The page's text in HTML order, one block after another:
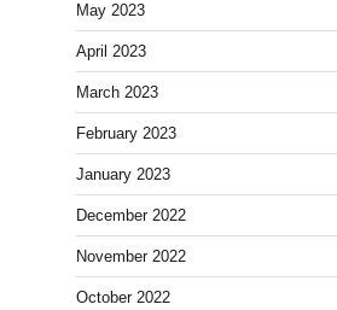
May 2023
April 2023
March 2023
February 2023
January 2023
December 2022
November 2022
October 2022